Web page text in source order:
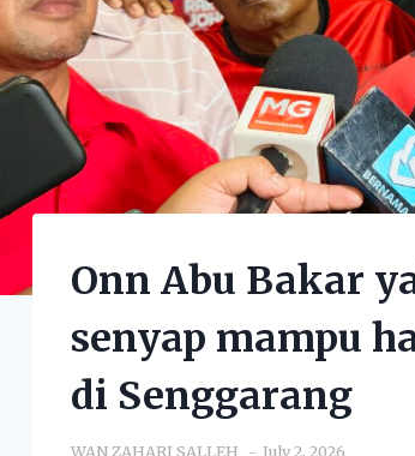
Onn Abu Bakar
senyap mampu
di Senggarang
WAN ZAHARI SALLEH July 2, 2026